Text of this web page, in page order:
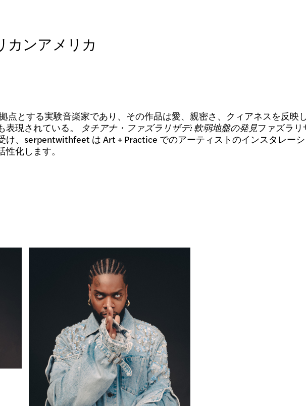
グラム
ブ
カンアメリカ
とする実験音楽家であり、その作品は愛、親密さ、クィアネスを反映
現されている。
タチアナ・ファズラリザデ: 軟弱地盤の発見ファズラ
け、serpentwithfeet は Art + Practice でのアーティストのインスタレー
化します。